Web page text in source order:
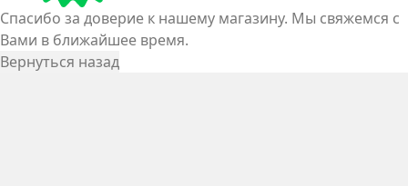
Спасибо за доверие к нашему магазину. Мы свяжемся с
Вами в ближайшее время.
Вернуться назад